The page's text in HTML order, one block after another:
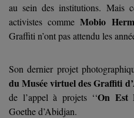
au sein des institutions. Mais
activistes commeMobio
Graffiti n’ont pas attendu les
Son dernier projet
du Musée virtuel des Graffiti
de l’appel à projets ‘‘On Est
Goethe d’Abidjan.